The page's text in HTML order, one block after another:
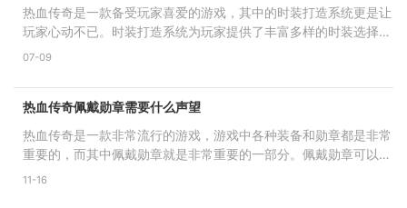
热血传奇是一款备受玩家喜爱的游戏，其中的时装打造系统更是让
玩家心动不已。时装打造系统为玩家提供了丰富多样的时装选择，
让每位玩家都能个性十
07-09
热血传奇佩戴勋章需要什么声望
热血传奇是一款非常流行的游戏，游戏中各种装备和勋章都是非常
重要的，而其中佩戴勋章就是非常重要的一部分。佩戴勋章可以为
玩家提供各种属性加成
11-16